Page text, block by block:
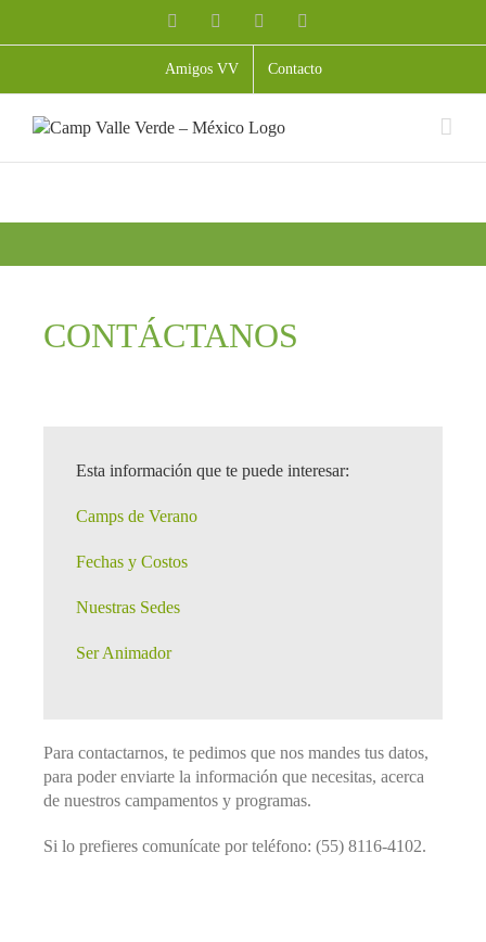
Facebook YouTube
Amigos VV Contacto
CONTÁCTANOS
Esta información que te puede interesar:
Camps de Verano
Fechas y Costos
Nuestras Sedes
Ser Animador
Para contactarnos, te pedimos que nos mandes tus datos,
para poder enviarte la información que necesitas, acerca
de nuestros campamentos y programas.
Si lo prefieres comunícate por teléfono: (55) 8116-4102.